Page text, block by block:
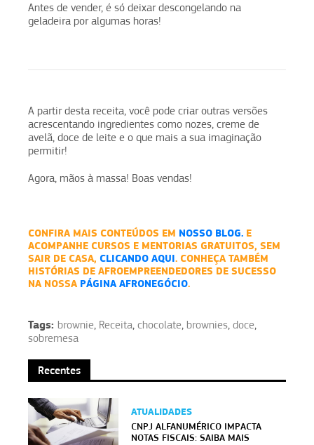
Antes de vender, é só deixar descongelando na
geladeira por algumas horas!
A partir desta receita, você pode criar outras versões
acrescentando ingredientes como nozes, creme de
avelã, doce de leite e o que mais a sua imaginação
permitir!
Agora, mãos à massa! Boas vendas!
CONFIRA MAIS CONTEÚDOS EM NOSSO BLOG. E
ACOMPANHE CURSOS E MENTORIAS GRATUITOS, SEM
SAIR DE CASA, CLICANDO AQUI. CONHEÇA TAMBÉM
HISTÓRIAS DE AFROEMPREENDEDORES DE SUCESSO
NA NOSSA PÁGINA AFRONEGÓCIO.
Tags: brownie, Receita, chocolate, brownies, doce,
sobremesa
Recentes
ATUALIDADES
CNPJ ALFANUMÉRICO IMPACTA
NOTAS FISCAIS: SAIBA MAIS